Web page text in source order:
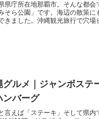
県庁所在地那覇市。そんな都
そら公園」です。海辺の散策
きました。沖縄観光旅行で穴場
グルメ｜ジャンボステ
ンバーグ
言えば「ステーキ」そして県